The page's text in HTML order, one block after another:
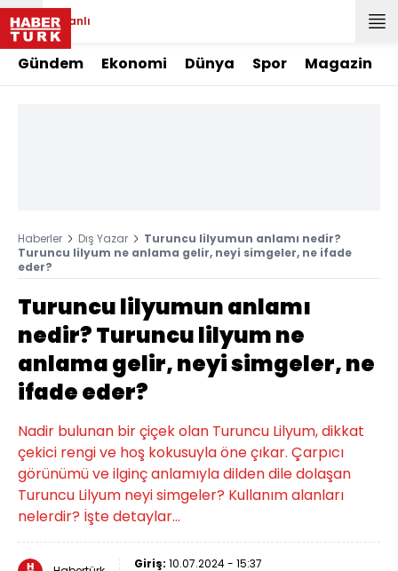
Canlı
Gündem Ekonomi Dünya Spor Magazin
Haberler Dış Yazar
Turuncu lilyumun anlamı nedir?
Turuncu lilyum ne anlama gelir, neyi simgeler, ne ifade
eder?
Turuncu lilyumun anlamı
nedir? Turuncu lilyum ne
anlama gelir, neyi simgeler, ne
ifade eder?
Nadir bulunan bir çiçek olan Turuncu Lilyum, dikkat
çekici rengi ve hoş kokusuyla öne çıkar. Çarpıcı
görünümü ve ilginç anlamıyla dilden dile dolaşan
Turuncu Lilyum neyi simgeler? Kullanım alanları
nelerdir? İşte detaylar…
Giriş: 10.07.2024 - 15:37